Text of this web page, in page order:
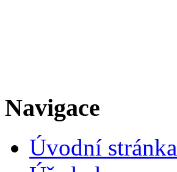
Navigace
Úvodní stránka